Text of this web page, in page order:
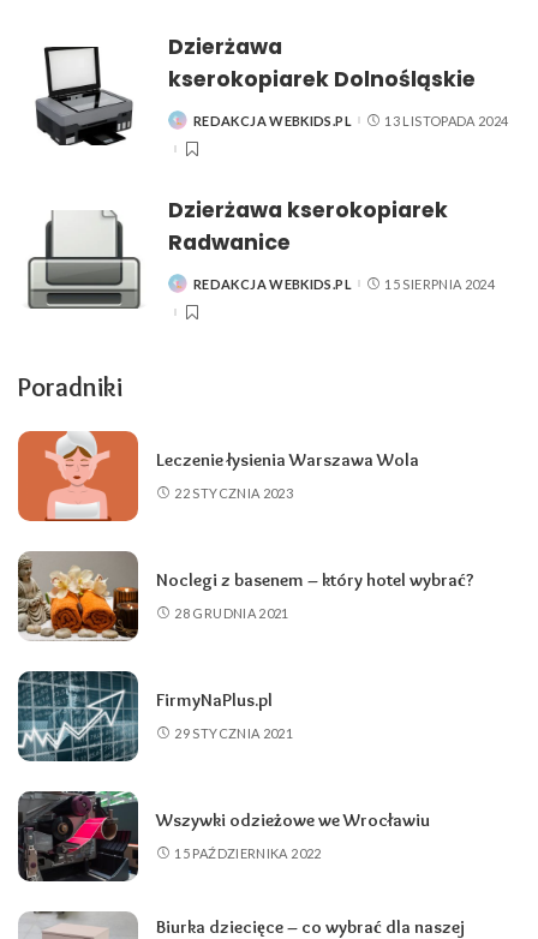
Dzierżawa
kserokopiarek Dolnośląskie
POSTED
REDAKCJA WEBKIDS.PL 13 LISTOPADA 2024
Dzierżawa kserokopiarek
Radwanice
POSTED
REDAKCJA WEBKIDS.PL 15 SIERPNIA 2024
Poradniki
Leczenie łysienia Warszawa Wola
22 STYCZNIA 2023
Noclegi z basenem – który hotel wybrać?
28 GRUDNIA 2021
FirmyNaPlus.pl
29 STYCZNIA 2021
Wszywki odzieżowe we Wrocławiu
15 PAŹDZIERNIKA 2022
Biurka dziecięce – co wybrać dla naszej